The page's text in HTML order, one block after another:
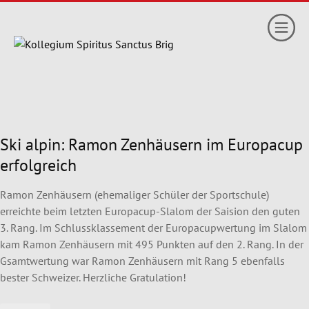
Ski alpin: Ramon Zenhäusern im Europacup
erfolgreich
Ramon Zenhäusern (ehemaliger Schüler der Sportschule)
erreichte beim letzten Europacup-Slalom der Saision den guten
3. Rang. Im Schlussklassement der Europacupwertung im Slalom
kam Ramon Zenhäusern mit 495 Punkten auf den 2. Rang. In der
Gsamtwertung war Ramon Zenhäusern mit Rang 5 ebenfalls
bester Schweizer. Herzliche Gratulation!